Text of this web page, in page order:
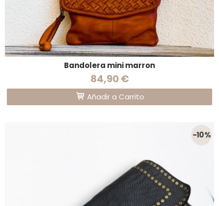
Bandolera mini marron
84,90 €
Añadir a Carrito
-10 %